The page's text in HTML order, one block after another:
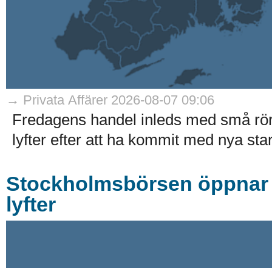
→ Privata Affärer 2026-08-07 09:06
Fredagens handel inleds med små
lyfter efter att ha kommit med nya
Stockholmsbörsen
lyfter